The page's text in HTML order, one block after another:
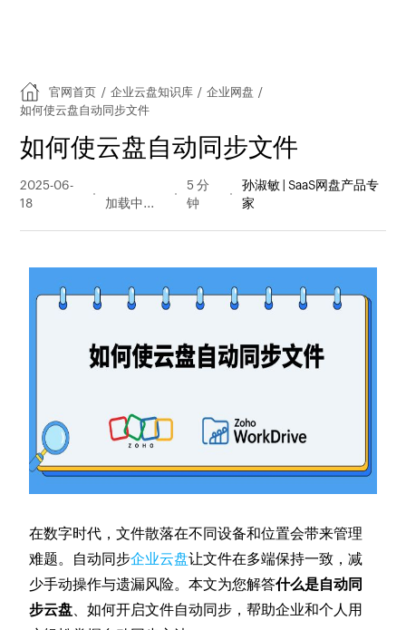
官网首页 / 企业云盘知识库 / 企业网盘 /
如何使云盘自动同步文件
如何使云盘自动同步文件
2025-06-
18
量
5 分
钟
孙淑敏 | SaaS网盘产品专
家
在数字时代，文件散落在不同设备和位置会带来管理
难题。自动同步企业云盘让文件在多端保持一致，减
少手动操作与遗漏风险。本文为您解答什么是自动同
步云盘、如何开启文件自动同步，帮助企业和个人用